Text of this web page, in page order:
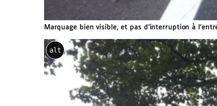
Marquage bien visible, et pas d’interruption à
alt